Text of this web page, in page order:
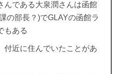
んである大泉潤さんは函館
の部長？)でGLAYの函館ラ
もある
付近に住んでいたことがあ